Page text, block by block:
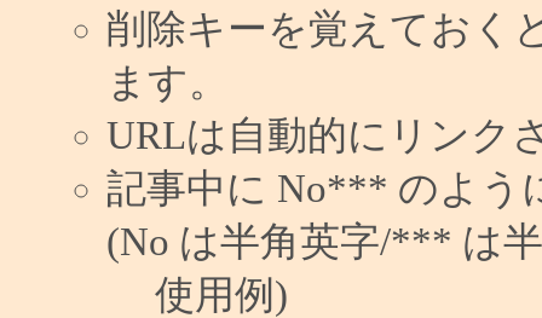
削除キーを覚えておく
ます。
URLは自動的にリンク
記事中に No*** のよう
(No は半角英字/*** は
使用例)